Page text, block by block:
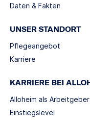
Daten & Fakten
UNSER STANDORT
Pflegeangebot
Karriere
KARRIERE BEI
Alloheim als Arbeitgeber
Einstiegslevel